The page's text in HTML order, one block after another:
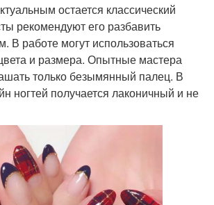
остается классический
рекомендуют его разбавить
В работе могут использоваться
и размера. Опытные мастера
только безымянный палец. В
ногтей получается лаконичный и не